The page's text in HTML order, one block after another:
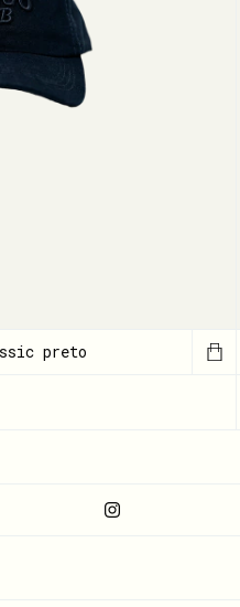
preto